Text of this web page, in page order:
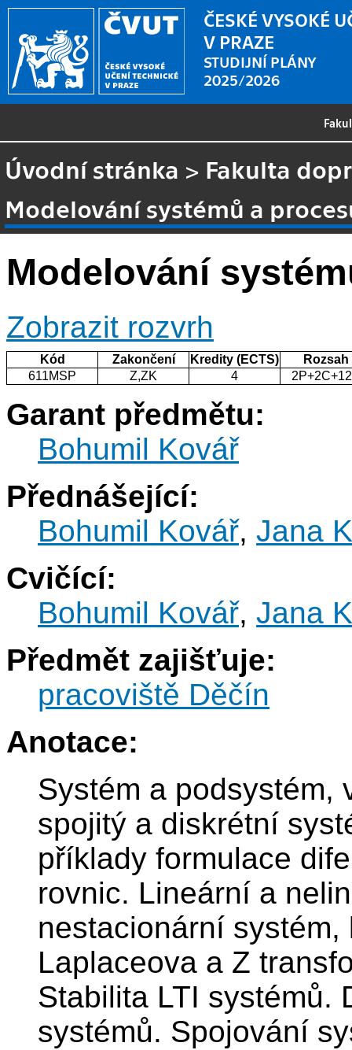
ČESKÉ VYSOKÉ
V PRAZE
STUDIJNÍ PLÁNY
2025/2026
Úvodní stránka > Fakulta
Modelování systémů a
Modelování
Zobrazit rozvrh
Kód Zakončení Kredity (ECTS)
Rozsah
611MSP
Z,ZK 4
Garant předmětu:
Bohumil Kovář
Přednášející:
Bohumil Kovář, Jana
Cvičící:
Bohumil Kovář, Jana
Předmět zajišťuje:
pracoviště Děčín
Anotace:
Systém a podsystém,
spojitý a diskrétní
příklady formulace
rovnic. Lineární a
nestacionární
Laplaceova a Z
Stabilita LTI systémů.
systémů. Spojování